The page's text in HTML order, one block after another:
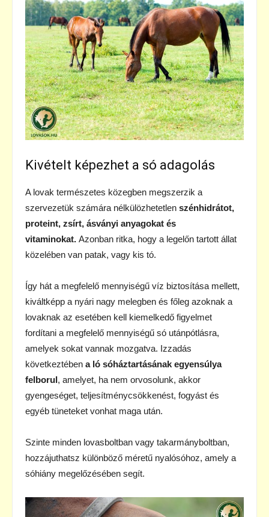
Kivételt képezhet a só adagolás
A lovak természetes közegben megszerzik a
szervezetük számára nélkülözhetetlen szénhidrátot,
proteint, zsírt, ásványi anyagokat és
vitaminokat. Azonban ritka, hogy a legelőn tartott állat
közelében van patak, vagy kis tó.
Így hát a megfelelő mennyiségű víz biztosítása mellett,
kiváltképp a nyári nagy melegben és főleg azoknak a
lovaknak az esetében kell kiemelkedő figyelmet
fordítani a megfelelő mennyiségű só utánpótlásra,
amelyek sokat vannak mozgatva. Izzadás
következtében a ló sóháztartásának egyensúlya
felborul, amelyet, ha nem orvosolunk, akkor
gyengeséget, teljesítménycsökkenést, fogyást és
egyéb tüneteket vonhat maga után.
Szinte minden lovasboltban vagy takarmányboltban,
hozzájuthatsz különböző méretű nyalósóhoz, amely a
sóhiány megelőzésében segít.